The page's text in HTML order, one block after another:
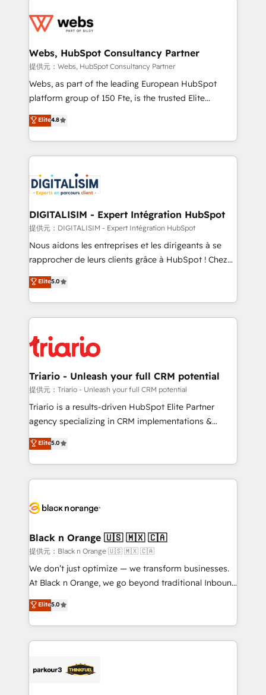
get more from your investment in HubSpot.
www.bbdboom.com
for driving growth. They are committed to helping
their unique business needs. We are thrilled to have
Blue Frog in the HubSpot ecosystem leading the
way for customers!" - Yamini Rangan, CEO of
HubSpot “Our experience with the team at Blue Frog
of experience and quality of skilled staff has earned
them a trusted reputation within the HubSpot
clients.” - Brian Garvey, VP, Solutions Partner
Program, HubSpot.
Webs, HubSpot Consultancy Partner
提供元：Webs, HubSpot Consultancy Partner
Webs, as part of the leading European HubSpot
platform group of 150 Fte, is the trusted Elite
HubSpot CRM Partner offering you a roadmap on
maximizing EBITDA and achieving Commercial
Excellence. With our targeted processes, we
strengthen your digital transformation and minimize
Implementation partner, we provide expertise to
drive your business forward. Since 2015 we are fully
dedicated to HubSpot and with an experienced
team (50+), we work with reputable companies in
B2B sectors such as manufacturing, SaaS and
business services. We prepare a customized
impact of your digital transformation, including a
detailed financial rationale with a focus on ROI and
embark on a transformational journey that sets your
business up for long-term success. Unlock your
Elite4.8
DIGITALISIM - Expert Intégration HubSpot
提供元：DIGITALISIM - Expert Intégration HubSpot
Nous aidons les entreprises et les dirigeants à se
rapprocher de leurs clients grâce à HubSpot ! Chez
DIGITALISIM, nous avons l'intime conviction que la
réussite des entreprises passe par l’innovation web,
le marketing digital, et la relation client ! C'est
pourquoi, nos experts sont à la fois capables de
référencement, votre stratégie digitale et le pilotage
et l'intégration d'HubSpot ! Les grandes phases d'un
projet HubSpot avec DIGITALISIM : 🧽 Nettoyage,
migration et intégration des bases de données. 🚀
Développement des interfaces avec vos logiciels
Book Process & Guidelines utilisateurs 🎓
Formations des utilisateurs
Elite5.0
Triario - Unleash your full CRM potential
提供元：Triario - Unleash your full CRM potential
Triario is a results-driven HubSpot Elite Partner
agency specializing in CRM implementations &
migrations, Revenue Operations, Custom
Integrations, Custom AI agents and AI-ready Website
Design With over 15 years of experience, we help
companies bridge the gap between marketing, sales,
data hygiene, and tailored HubSpot solutions. Our
a global consultancy with the care and agility of a
boutique firm. At Triario, we’re big enough to deliver
but small enough to listen. Our Services: HubSpot
implementations & data migration Custom AI agents
Website design Let’s turn your CRM into your growth
engine!
Elite5.0
Black n Orange 🇺🇸 🇲🇽 🇨🇦
提供元：Black n Orange 🇺🇸 🇲🇽 🇨🇦
We don’t just optimize — we transform businesses.
At Black n Orange, we go beyond traditional Inbound
Marketing with our exclusive methodologies:
BOOMS and BOOST. Together, they form a powerful
combination that has driven success for over 800
businesses worldwide. As Elite HubSpot Partners, we
strategies that integrate data-driven marketing,
Elite5.0